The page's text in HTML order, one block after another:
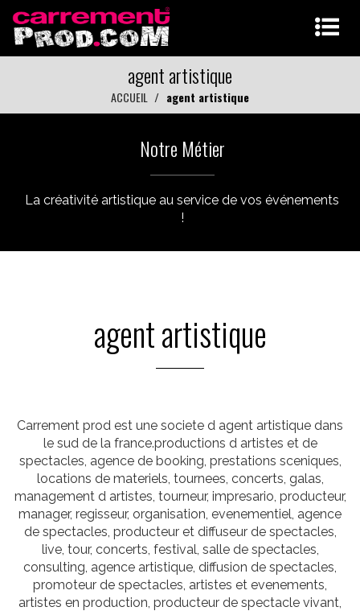
agent artistique
ACCUEIL agent artistique
Notre Métier
La créativité artistique au service de vos événements
!
agent artistique
Carrement prod est une societe d agent artistique dans
le sud de la france.productions d artistes et de
spectacles, agence de booking, prestations sceniques,
locations de materiels, tournees, concerts, galas,
management d artistes, tourneur, impresario, producteur,
manager, regisseur, organisation, evenementiel, agence
de spectacles, producteur et diffuseur de spectacles,
live, tour, concerts, festival, salle de spectacles,
consulting, agence artistique, diffusion de spectacles,
promoteur de spectacles, artistes et evenements,
artistes en production, producteur de spectacle vivant,